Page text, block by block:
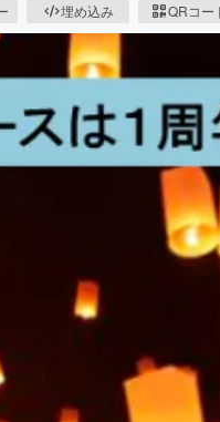
埋め込み QRコー